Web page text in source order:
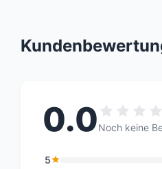
0.0Noch keine
5